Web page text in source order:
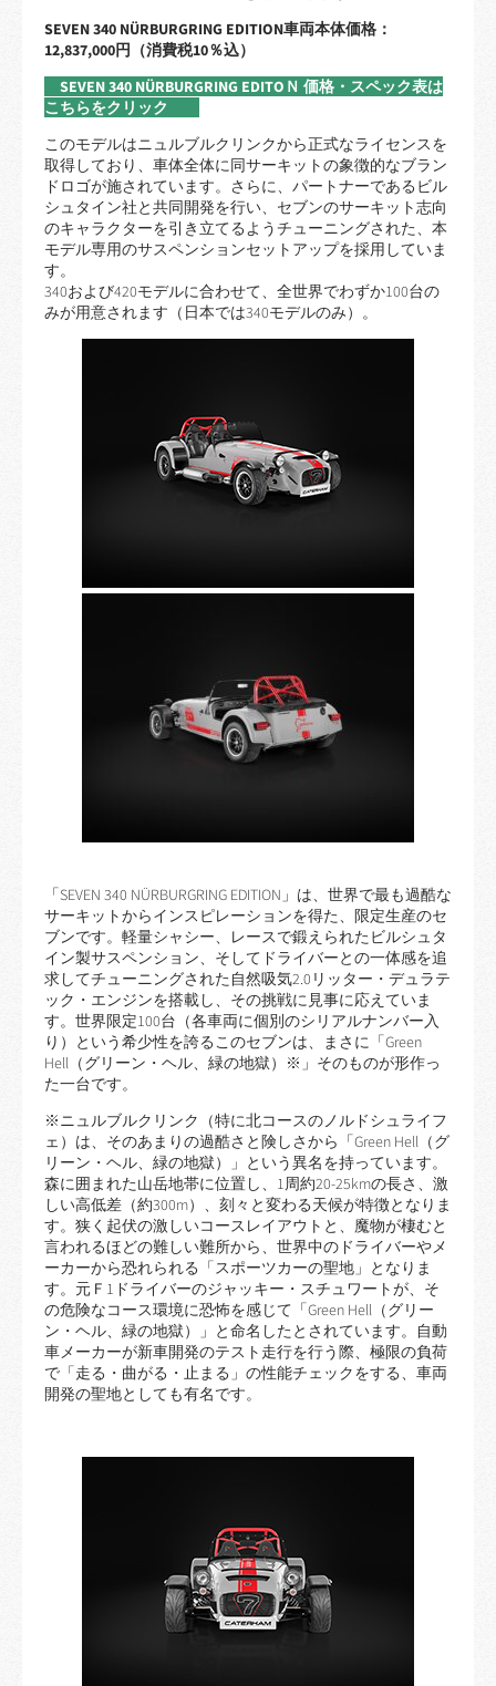
SEVEN 340 NÜRBURGRING EDITION車両本体価格：
12,837,000円（消費税10％込）
SEVEN 340 NÜRBURGRING EDITOＮ 価格・スペック表は
こちらをクリック
このモデルはニュルブルクリンクから正式なライセンスを
取得しており、車体全体に同サーキットの象徴的なブラン
ドロゴが施されています。さらに、パートナーであるビル
シュタイン社と共同開発を行い、セブンのサーキット志向
のキャラクターを引き立てるようチューニングされた、本
モデル専用のサスペンションセットアップを採用していま
す。
340および420モデルに合わせて、全世界でわずか100台の
みが用意されます（日本では340モデルのみ）。
「SEVEN 340 NÜRBURGRING EDITION」は、世界で最も過酷な
サーキットからインスピレーションを得た、限定生産のセ
ブンです。軽量シャシー、レースで鍛えられたビルシュタ
イン製サスペンション、そしてドライバーとの一体感を追
求してチューニングされた自然吸気2.0リッター・デュラテ
ック・エンジンを搭載し、その挑戦に見事に応えていま
す。世界限定100台（各車両に個別のシリアルナンバー入
り）という希少性を誇るこのセブンは、まさに「Green
Hell（グリーン・ヘル、緑の地獄）※」そのものが形作っ
た一台です。
※ニュルブルクリンク（特に北コースのノルドシュライフ
ェ）は、そのあまりの過酷さと険しさから「Green Hell（グ
リーン・ヘル、緑の地獄）」という異名を持っています。
森に囲まれた山岳地帯に位置し、1周約20-25kmの長さ、激
しい高低差（約300m）、刻々と変わる天候が特徴となりま
す。狭く起伏の激しいコースレイアウトと、魔物が棲むと
言われるほどの難しい難所から、世界中のドライバーやメ
ーカーから恐れられる「スポーツカーの聖地」となりま
す。元Ｆ1ドライバーのジャッキー・スチュワートが、そ
の危険なコース環境に恐怖を感じて「Green Hell（グリー
ン・ヘル、緑の地獄）」と命名したとされています。自動
車メーカーが新車開発のテスト走行を行う際、極限の負荷
で「走る・曲がる・止まる」の性能チェックをする、車両
開発の聖地としても有名です。